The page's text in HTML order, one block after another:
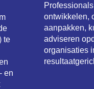
te
en
ontwikkelen,
aanpakken,
adviseren
organisaties